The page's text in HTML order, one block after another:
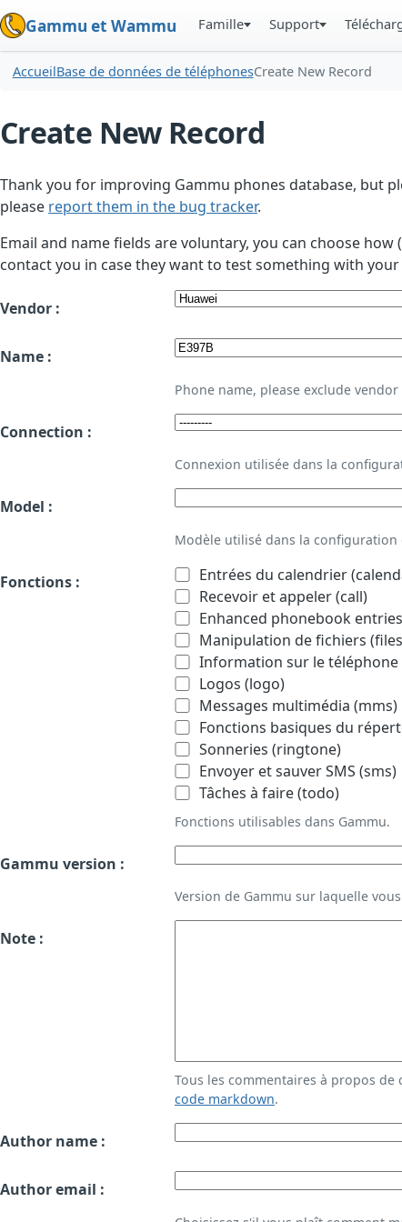
Gammu et Wammu Famille Support
AccueilBase de données de téléphonesCreate New Record
Create New Record
Thank you for improving Gammu phones database, but
please report them in the bug tracker.
Email and name fields are voluntary, you can choose
contact you in case they want to test something with
Vendor :
Name :
Phone name, please exclude vendor
Connection :
Connexion utilisée dans la
Model :
Modèle utilisé dans la configuration
Fonctions :
Entrées du calendrier
Recevoir et appeler (call)
Enhanced phonebook
Manipulation de fichiers
Information sur le téléphone
Logos (logo)
Messages multimédia (mms)
Fonctions basiques du
Sonneries (ringtone)
Envoyer et sauver SMS (sms)
Tâches à faire (todo)
Fonctions utilisables dans Gammu.
Gammu version :
Version de Gammu sur laquelle
Note :
Tous les commentaires à propos
code markdown.
Author name :
Author email :